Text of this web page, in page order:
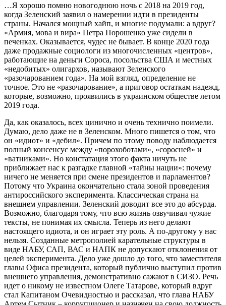
…Я хорошо помню новогоднюю ночь с 2018 на 2019 год,
когда Зеленский заявил о намерении идти в президенты
страны. Начался мощный хайп, и многие подумали: а вдруг?
«Армия, мова и вира» Петра Порошенко уже сидели в
печенках. Оказывается, чудес не бывает. В конце 2020 года
даже продажные социологи из многочисленных «центров»,
работающие на деньги Сороса, посольства США и местных
«недобитых» олигархов, называют Зеленского
«разочарованием года». На мой взгляд, определение не
точное. Это не «разочарование», а приговор остаткам надежд,
которые, возможно, проявились в украинском обществе летом
2019 года.
Да, как оказалось, всех цинично и очень технично поимели.
Думаю, дело даже не в Зеленском. Много пишется о том, что
он «идиот» и «дебил». Причем по этому поводу наблюдается
полный консенсус между «порохоботами», «соросней» и
«ватниками». Но констатация этого факта ничуть не
приближает нас к разгадке главной «тайны нации»: почему
ничего не меняется при смене президентов и парламентов?
Потому что Украина окончательно стала зоной проведения
антироссийского эксперимента. Классическая страна на
внешнем управлении. Зеленский доводит все это до абсурда.
Возможно, благодаря тому, что всю жизнь озвучивал чужие
тексты, не понимая их смысла. Теперь из него делают
настоящего идиота, и он играет эту роль. А по-другому у нас
нельзя. Созданные метрополией карательные структуры в
виде НАБУ, САП, ВАС и НАПК не допускают отклонения от
целей эксперимента. Дело уже дошло до того, что заместителя
главы Офиса президента, который публично выступил против
внешнего управления, демонстративно сажают в СИЗО. Речь
идет о никому не известном Олеге Татарове, который вдруг
стал Капитаном Очевидностью и рассказал, что глава НАБУ